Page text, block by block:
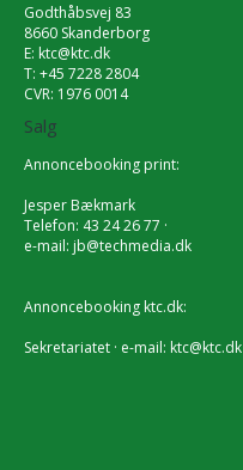
Godthåbsvej 83
8660 Skanderborg
E: ktc@ktc.dk
T: +45 7228 2804
CVR: 1976 0014
Salg
Annoncebooking print:
Jesper Bækmark
Telefon: 43 24 26 77 ·
e-mail: jb@techmedia.dk
Annoncebooking ktc.dk:
Sekretariatet · e-mail: ktc@ktc.dk